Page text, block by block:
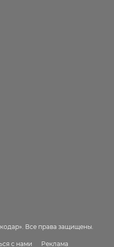
Все права защищены.
с нами Реклама